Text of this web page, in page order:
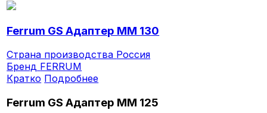
Ferrum GS Адаптер ММ 130
Страна производства Россия
Бренд FERRUM
Кратко Подробнее
Ferrum GS Адаптер ММ 125